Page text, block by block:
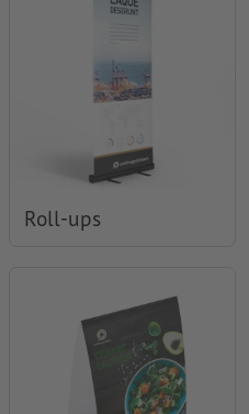
Roll-ups